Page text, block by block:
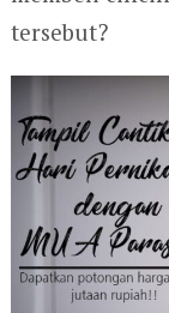
tersebut?